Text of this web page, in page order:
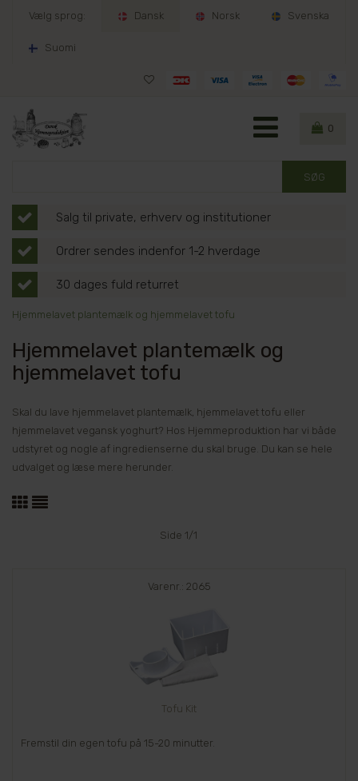
Vælg sprog: Dansk Norsk Svenska
Suomi
0
Salg til private, erhverv og institutioner
Ordrer sendes indenfor 1-2 hverdage
30 dages fuld returret
Hjemmelavet plantemælk og hjemmelavet tofu
Hjemmelavet plantemælk og
hjemmelavet tofu
Skal du lave hjemmelavet plantemælk, hjemmelavet tofu eller
hjemmelavet vegansk yoghurt? Hos Hjemmeproduktion har vi både
udstyret og nogle af ingredienserne du skal bruge. Du kan se hele
udvalget og læse mere herunder.
Side 1/1
Varenr.: 2065
Tofu Kit
Fremstil din egen tofu på 15-20 minutter.